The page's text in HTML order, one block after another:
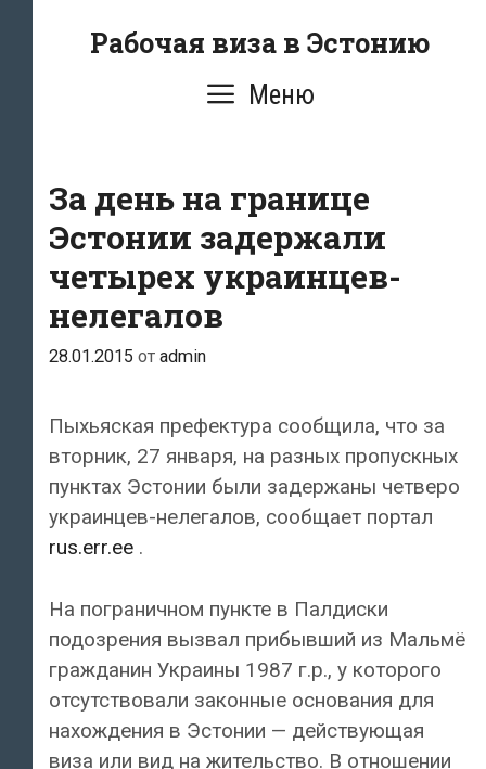
Рабочая виза в Эстонию
Меню
За день на границе
Эстонии задержали
четырех украинцев-
нелегалов
28.01.2015 от admin
Пыхьяская префектура сообщила, что за
вторник, 27 января, на разных пропускных
пунктах Эстонии были задержаны четверо
украинцев-нелегалов, сообщает портал
rus.err.ee .
На пограничном пункте в Палдиски
подозрения вызвал прибывший из Мальмё
гражданин Украины 1987 г.р., у которого
отсутствовали законные основания для
нахождения в Эстонии — действующая
виза или вид на жительство. В отношении